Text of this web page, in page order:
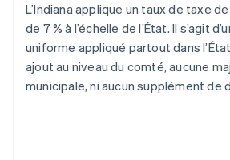
L’Indiana applique un taux de taxe
de 7 % à l’échelle de l’État. Il s’agit
uniforme appliqué partout dans
ajout au niveau du comté, aucune
municipale, ni aucun supplément de